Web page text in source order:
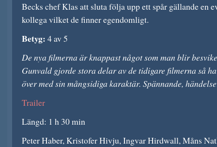
Becks chef Klas att sluta följa upp ett spår gällande en
kollega vilket de finner egendomligt.
Betyg: 4 av 5
De nya filmerna är knappast något som man blir
Gunvald gjorde stora delar av de tidigare filmerna så
över med sin mångsidiga karaktär. Spännande,
Trailer
Längd: 1 h 30 min
Peter Haber, Kristofer Hivju, Ingvar Hirdwall, Måns